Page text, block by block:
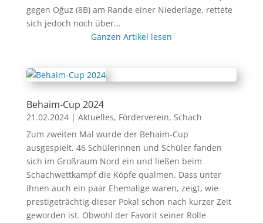
gegen Oğuz (8B) am Rande einer Niederlage, rettete
sich jedoch noch über...
Ganzen Artikel lesen
Behaim-Cup 2024
21.02.2024| Aktuelles, Förderverein, Schach
Zum zweiten Mal wurde der Behaim-Cup
ausgespielt. 46 Schülerinnen und Schüler fanden
sich im Großraum Nord ein und ließen beim
Schachwettkampf die Köpfe qualmen. Dass unter
ihnen auch ein paar Ehemalige waren, zeigt, wie
prestigeträchtig dieser Pokal schon nach kurzer Zeit
geworden ist. Obwohl der Favorit seiner Rolle